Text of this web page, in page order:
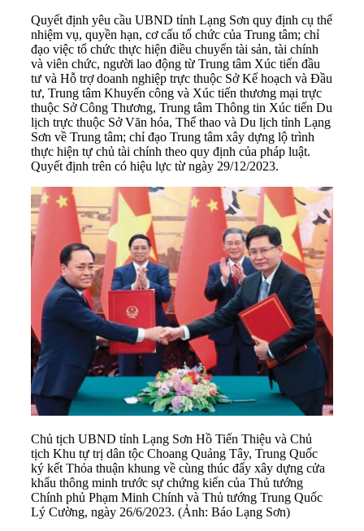
Quyết định yêu cầu UBND tỉnh Lạng Sơn quy định cụ thể
nhiệm vụ, quyền hạn, cơ cấu tổ chức của Trung tâm; chỉ
đạo việc tổ chức thực hiện điều chuyển tài sản, tài chính
và viên chức, người lao động từ Trung tâm Xúc tiến đầu
tư và Hỗ trợ doanh nghiệp trực thuộc Sở Kế hoạch và Đầu
tư, Trung tâm Khuyến công và Xúc tiến thương mại trực
thuộc Sở Công Thương, Trung tâm Thông tin Xúc tiến Du
lịch trực thuộc Sở Văn hóa, Thể thao và Du lịch tỉnh Lạng
Sơn về Trung tâm; chỉ đạo Trung tâm xây dựng lộ trình
thực hiện tự chủ tài chính theo quy định của pháp luật.
Quyết định trên có hiệu lực từ ngày 29/12/2023.
Chủ tịch UBND tỉnh Lạng Sơn Hồ Tiến Thiệu và Chủ
tịch Khu tự trị dân tộc Choang Quảng Tây, Trung Quốc
ký kết Thỏa thuận khung về cùng thúc đẩy xây dựng cửa
khẩu thông minh trước sự chứng kiến của Thủ tướng
Chính phủ Phạm Minh Chính và Thủ tướng Trung Quốc
Lý Cường, ngày 26/6/2023. (Ảnh: Báo Lạng Sơn)